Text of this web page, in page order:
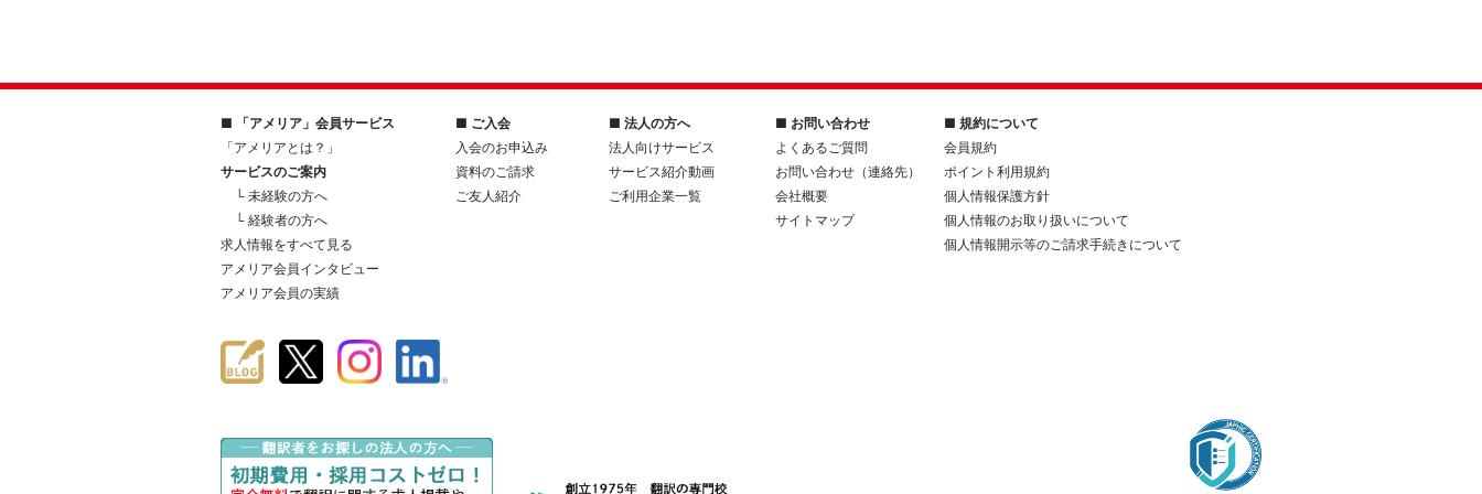
■ 「アメリア」会員サービス
「アメリアとは？」
サービスのご案内
└ 未経験の方へ
└ 経験者の方へ
求人情報をすべて見る
アメリア会員インタビュー
アメリア会員の実績
■ ご入会
入会のお申込み
資料のご請求
ご友人紹介
■ 法人の方へ
法人向けサービス
サービス紹介動画
ご利用企業一覧
■ お問い合わせ
よくあるご質問
お問い合わせ（連絡先）
会社概要
サイトマップ
■ 規約について
会員規約
ポイント利用規約
個人情報保護方針
個人情報のお取り扱いについて
個人情報開示等のご請求手続きについて